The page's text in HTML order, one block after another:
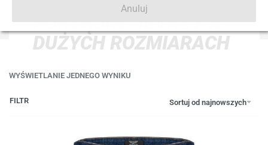
PORZĄDNE JEANSY W
DUŻYCH ROZMIARACH
WYŚWIETLANIE JEDNEGO WYNIKU
Sortuj od najnowszych
FILTR
Anuluj